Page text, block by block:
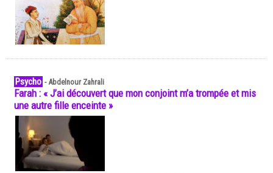
Psycho -Abdelnour Zahrali
Farah : « J’ai découvert que mon conjoint m’a trompée et mis
une autre fille enceinte »